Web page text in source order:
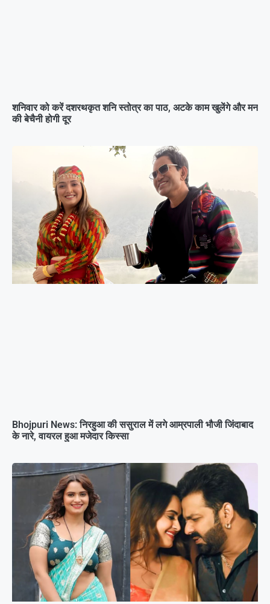
शनिवार को करें दशरथकृत शनि स्तोत्र का पाठ, अटके काम खुलेंगे और मन
की बेचैनी होगी दूर
Bhojpuri News: निरहुआ की ससुराल में लगे आम्रपाली भौजी जिंदाबाद
के नारे, वायरल हुआ मजेदार किस्सा